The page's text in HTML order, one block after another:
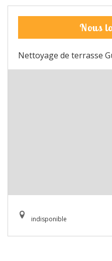
Nous
Nettoyage de terrasse
indisponible